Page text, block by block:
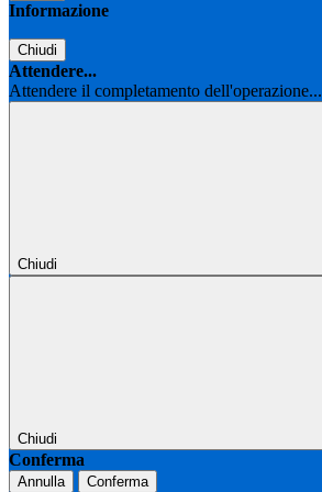
Informazione
Chiudi
Attendere...
Attendere il completamento dell'operazione...
Chiudi
Chiudi
Conferma
Annulla Conferma